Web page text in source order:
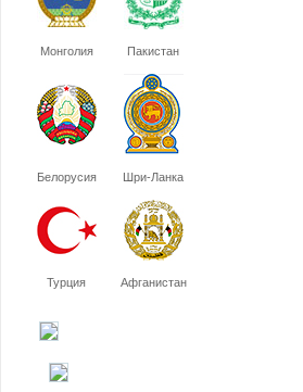
Монголия Пакистан
Белорусия Шри-Ланка
Турция Афганистан